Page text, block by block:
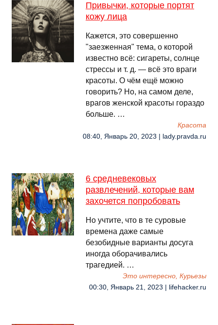
Привычки, которые портят
кожу лица
Кажется, это совершенно
"заезженная" тема, о которой
известно всё: сигареты, солнце
стрессы и т. д. — всё это враги
красоты. О чём ещё можно
говорить? Но, на самом деле,
врагов женской красоты гораздо
больше. …
Красота
08:40, Январь 20, 2023 | lady.pravda.ru
6 средневековых
развлечений, которые вам
захочется попробовать
Но учтите, что в те суровые
времена даже самые
безобидные варианты досуга
иногда оборачивались
трагедией. …
Это интересно, Курьезы
00:30, Январь 21, 2023 | lifehacker.ru